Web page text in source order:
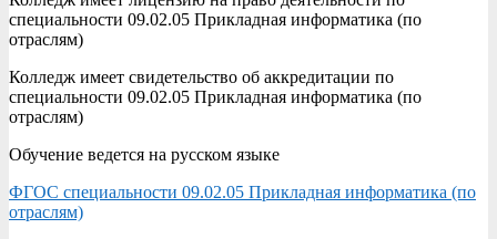
специальности 09.02.05 Прикладная информатика (по
отраслям)
Колледж имеет свидетельство об аккредитации по
специальности 09.02.05 Прикладная информатика (по
отраслям)
Обучение ведется на русском языке
ФГОС специальности 09.02.05 Прикладная информатика (по
отраслям)